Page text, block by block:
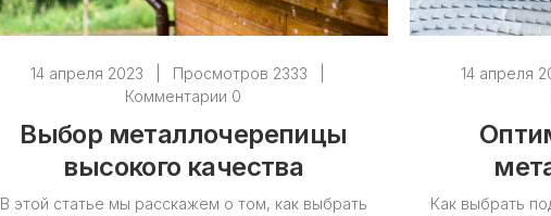
14 апреля 2023 Просмотров 2333
Комментарии 0
Выбор металлочерепицы
высокого качества
В этой статье мы расскажем о том, как выбрать
14 апреля
Как выбрать